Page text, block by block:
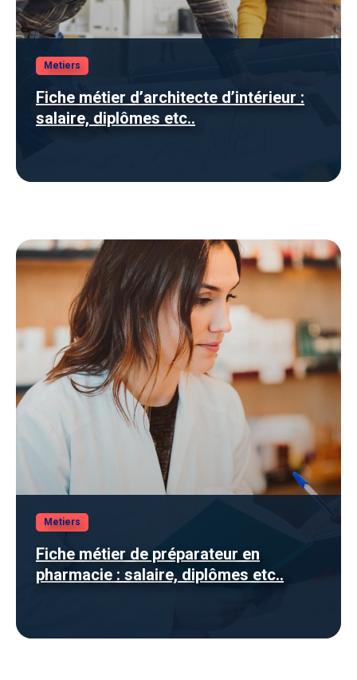
Metiers
Fiche métier d’architecte d’intérieur :
salaire, diplômes etc..
Metiers
Fiche métier de préparateur en
pharmacie : salaire, diplômes etc..